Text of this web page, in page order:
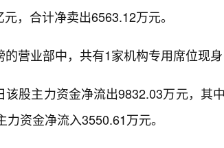
，合计净卖出6563.12万元。
营业部中，共有1家机构专用席位现
该股主力资金净流出9832.03万元，其
资金净流入3550.61万元。